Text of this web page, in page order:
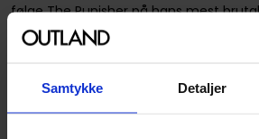
Samtykke Detaljer
følge The Punisher på hans mest
eventyr.
nøl med ågi oss beskjed!